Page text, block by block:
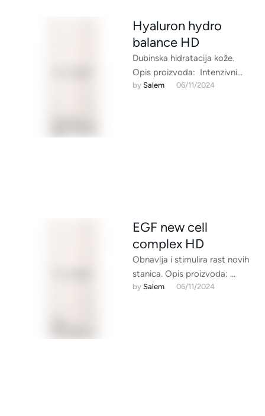
Hyaluron hydro
balance HD
Dubinska hidratacija kože.
Opis proizvoda: Intenzivni
hidratantni koncentrat s
by Salem 06/11/2024
EGF new cell
complex HD
Obnavlja i stimulira rast novih
stanica. Opis proizvoda:
Snažan ućvršćujući koncentrat
by Salem 06/11/2024